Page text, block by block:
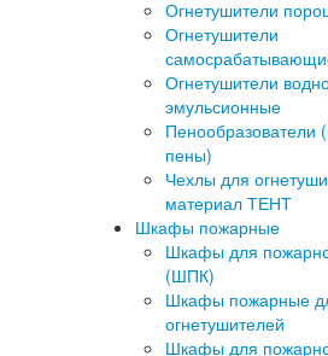
Огнетушители
Огнетушители
Огнетушители
эмульсионные
Пенообразователи
пены)
Чехлы для
материал ТЕНТ
Шкафы пожарные
Шкафы для
(ШПК)
Шкафы пожарные
огнетушителей
Шкафы для